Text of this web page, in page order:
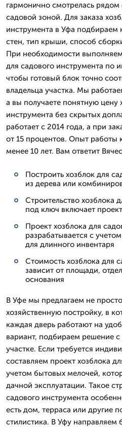
гармонично смотрелась
садовой зоной. Для заказа
инструмента в Уфа подбираем
стен, тип крыши, способ
При необходимости выполняем
для садового инструмента по
чтобы готовый блок точно
владельца участка. Мы
а вы получаете понятную цену
инструмента без скрытых
работает с 2014 года, а при
от 15 процентов. Опыт работы
менее 10 лет. Вам ответит
Построить хозблок для
из дерева или
Строительство хозблока
под ключ включает
Проект хозблока для
разрабатывается с
для длинного инвентаря
Стоимость хозблока для
зависит от площади,
основания
В Уфе мы предлагаем не
хозяйственную постройку, в
каждая дверь работают на
вариант, подбираем решение
участке. Если требуется
составляем проект хозблока
учетом бытовых мелочей,
дачной эксплуатации. Такое
садового инструмента
есть дом, терраса или другие
стилистика. В Уфу направляем